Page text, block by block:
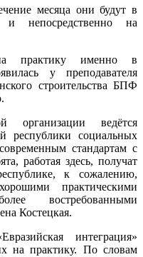
месяца они будут в
и непосредственно на
практику именно в
у преподавателя
строительства БПФ
ведётся
республики социальных
стандартам с
работая здесь, получат
к сожалению,
практическими
востребованными
Костецкая.
интеграция»
на практику. По словам